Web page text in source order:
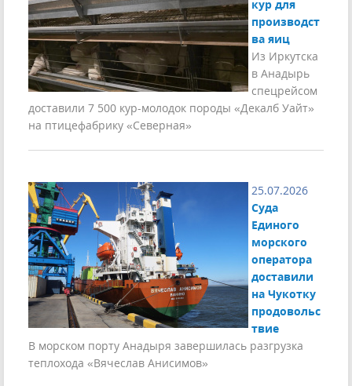
кур для
производст
ва яиц
Из Иркутска
в Анадырь
спецрейсом
доставили 7 500 кур-молодок породы «Декалб Уайт»
на птицефабрику «Северная»
25.07.2026
Суда
Единого
морского
оператора
доставили
на Чукотку
продовольс
твие
В морском порту Анадыря завершилась разгрузка
теплохода «Вячеслав Анисимов»